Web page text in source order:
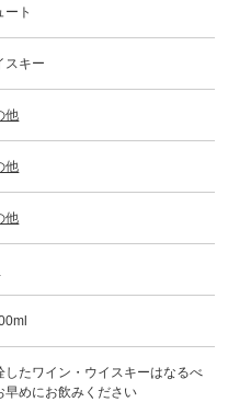
ート
スキー
他
他
他
したワイン・ウイスキーはなるべ
早めにお飲みください